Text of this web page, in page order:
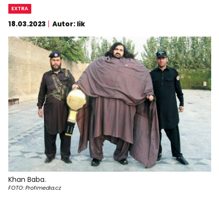
EXTRA
18.03.2023 Autor: lik
Khan Baba.
FOTO: Profimedia.cz